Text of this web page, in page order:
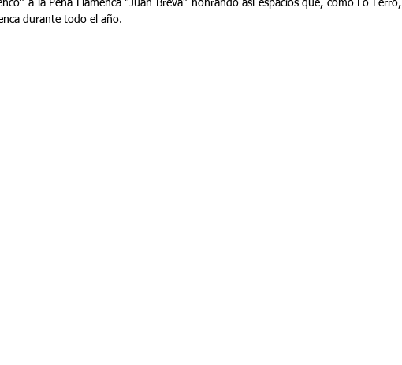
a la Peña Flamenca “Juan Breva” honrando así espacios que, como Lo Ferro,
durante todo el año.